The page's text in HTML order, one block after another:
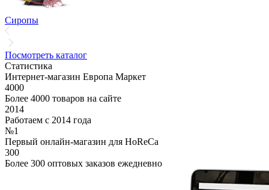
Сиропы
Посмотреть каталог
Статистика
Интернет-магазин Европа Маркет
4000
Более 4000 товаров на сайте
2014
Работаем с 2014 года
№1
Первый онлайн-магазин для HoReCa
300
Более 300 оптовых заказов ежедневно